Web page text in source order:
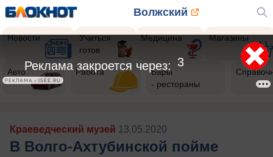
Волжский
Новости
Учиться
готов
Медицина Магазины
Авто Работа
Бары
- рестораны
Краеведческий музей 13.05.2020
В Волго-Ахтубинской пойме